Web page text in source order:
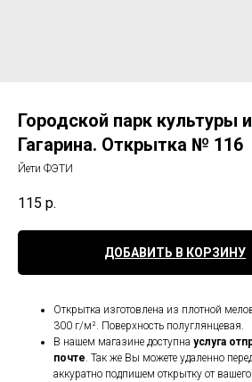
Городской парк культуры
Гагарина. Открытка № 116
Йети ФЭТИ
115 р.
ДОБАВИТЬ В КОРЗИНУ
Открытка изготовлена из плотной
300 г/м². Поверхность полуглянцевая.
В нашем магазине доступна услуга
почте. Так же Вы можете удаленно
аккуратно подпишем открытку от